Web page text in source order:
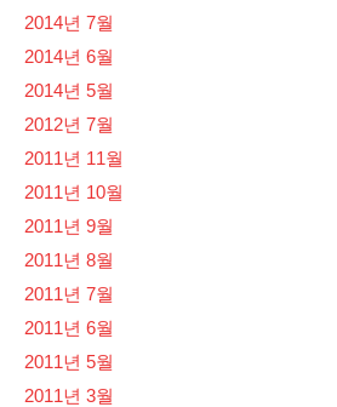
2014년 7월
2014년 6월
2014년 5월
2012년 7월
2011년 11월
2011년 10월
2011년 9월
2011년 8월
2011년 7월
2011년 6월
2011년 5월
2011년 3월